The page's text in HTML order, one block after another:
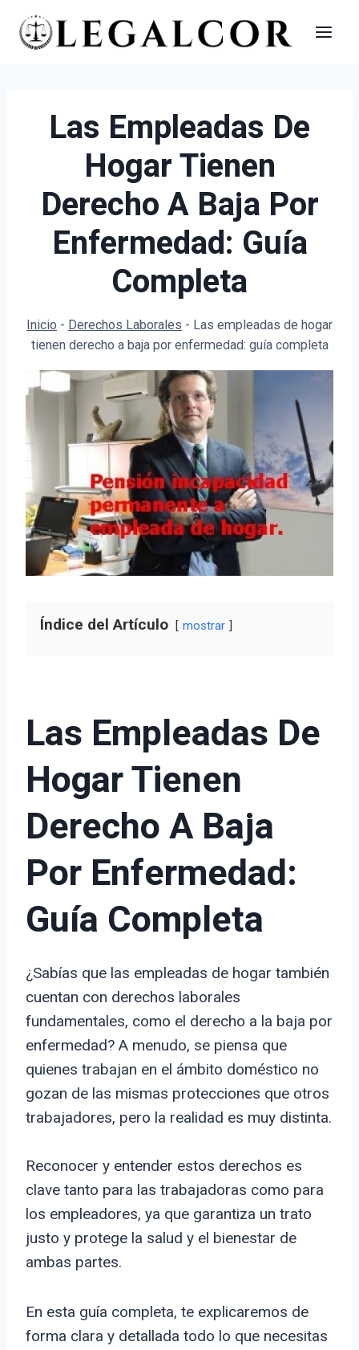
Saltar
Las Empleadas De
Hogar Tienen
Derecho A Baja Por
Enfermedad: Guía
Completa
Inicio - Derechos Laborales - Las empleadas de hogar
tienen derecho a baja por enfermedad: guía completa
Índice del Artículo mostrar
Las Empleadas De
Hogar Tienen
Derecho A Baja
Por Enfermedad:
Guía Completa
¿Sabías que las empleadas de hogar también
cuentan con derechos laborales
fundamentales, como el derecho a la baja por
enfermedad? A menudo, se piensa que
quienes trabajan en el ámbito doméstico no
gozan de las mismas protecciones que otros
trabajadores, pero la realidad es muy distinta.
Reconocer y entender estos derechos es
clave tanto para las trabajadoras como para
los empleadores, ya que garantiza un trato
justo y protege la salud y el bienestar de
ambas partes.
En esta guía completa, te explicaremos de
forma clara y detallada todo lo que necesitas